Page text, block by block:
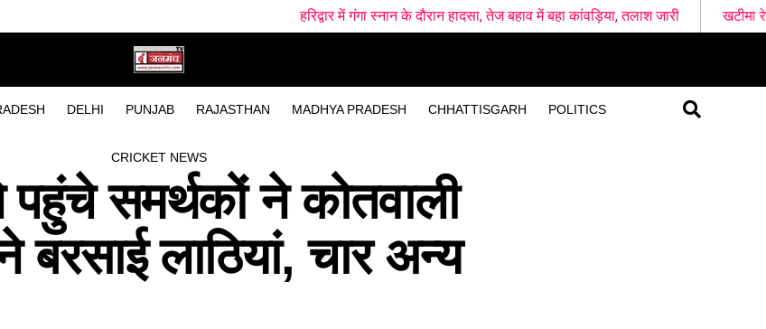
DELHI PUNJAB RAJASTHAN MADHYA PRADESH CHHATTISGARH POLITICS
CRICKET NEWS
हरिद्वार में गंगा स्नान के दौरान हादसा, तेज बहाव में बहा कांवड़िया, तलाश जारी खटीमा रेलवे स्टेशन के पास दो शव
पहुंचे समर्थकों ने कोतवाली
बरसाई लाठियां, चार अन्य